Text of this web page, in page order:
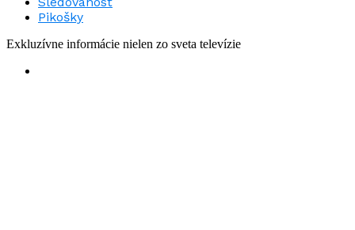
Pikošky
Exkluzívne informácie nielen zo sveta televízie